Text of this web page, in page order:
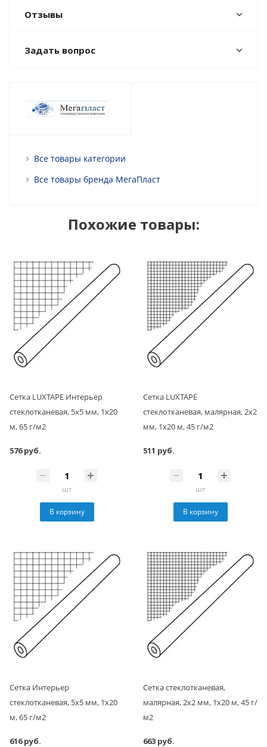
Отзывы
Задать вопрос
Все товары категории
Все товары бренда МегаПласт
Похожие товары:
Сетка LUXTAPE Интерьер
стеклотканевая, 5x5 мм, 1x20
м, 65 г/м2
576 руб.
шт
В корзину
Сетка LUXTAPE
стеклотканевая, малярная, 2x2
мм, 1x20 м, 45 г/м2
511 руб.
шт
В корзину
Сетка Интерьер
стеклотканевая, 5x5 мм, 1x20
м, 65 г/м2
616 руб.
Сетка стеклотканевая,
малярная, 2x2 мм, 1x20 м, 45 г/
м2
663 руб.